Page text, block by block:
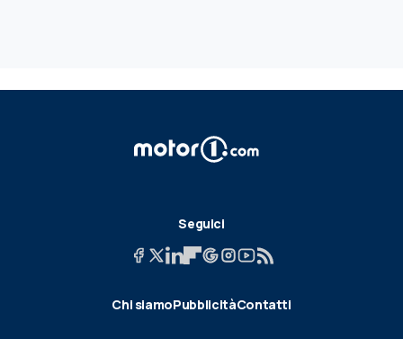
Seguici
Chi siamoPubblicitàContatti